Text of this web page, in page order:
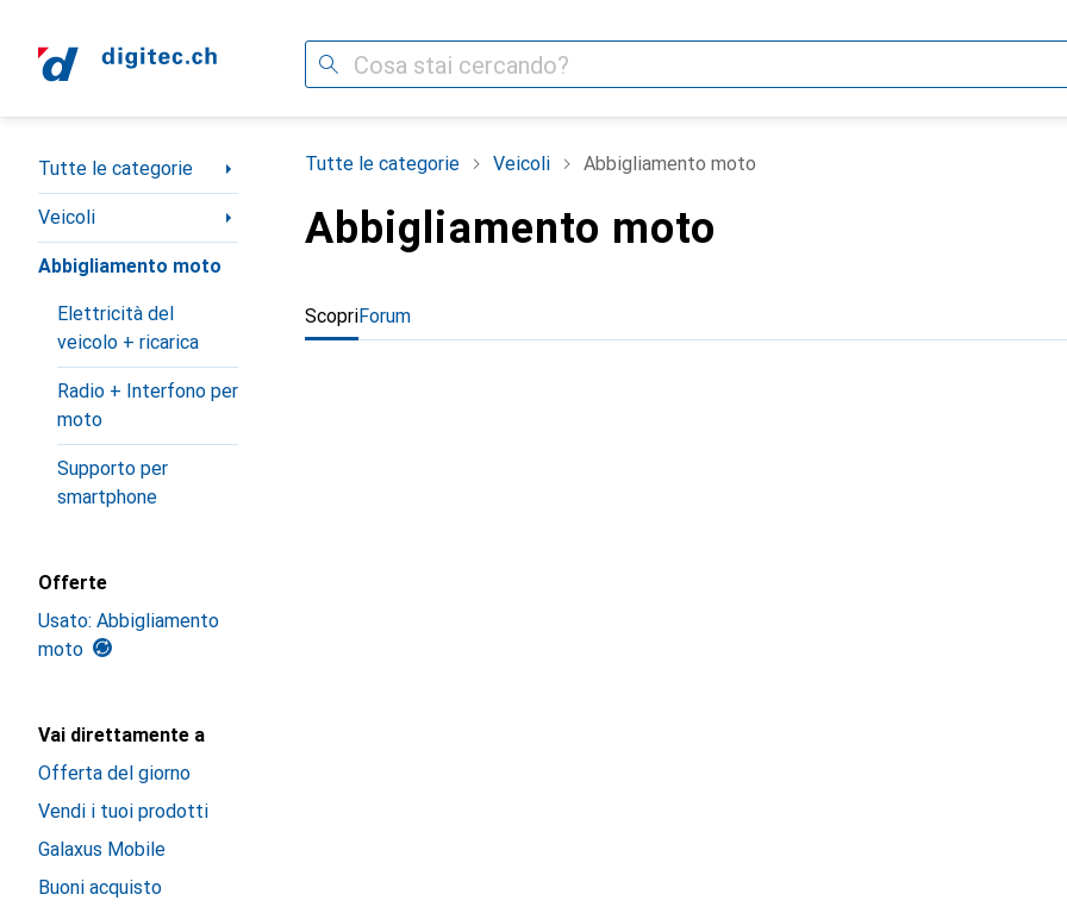
Cerca
Categoria Navigazione
Tutte le categorie
Veicoli
Abbigliamento moto
Elettricità del
veicolo + ricarica
Radio + Interfono per
moto
Supporto per
smartphone
Offerte
Usato: Abbigliamento
moto
Vai direttamente a
Offerta del giorno
Vendi i tuoi prodotti
Galaxus Mobile
Buoni acquisto
Tutte le categorie Veicoli Abbigliamento moto
Abbigliamento moto
ScopriForum